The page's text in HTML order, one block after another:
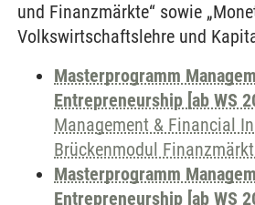
und Finanzmärkte“ sowie
Volkswirtschaftslehre und
Masterprogramm
Entrepreneurship [ab WS
Management & Financial
Brückenmodul
Masterprogramm
Entrepreneurship [ab WS